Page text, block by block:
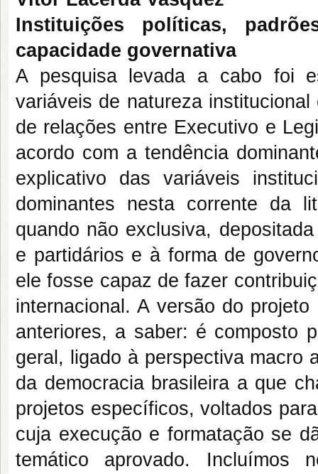
Instituições políticas,
capacidade governativa
A pesquisa levada a cabo foi
variáveis de natureza
de relações entre Executivo e
acordo com a tendência
explicativo das variáveis
dominantes nesta corrente da
quando não exclusiva,
e partidários e à forma de
ele fosse capaz de fazer
internacional. A versão do
anteriores, a saber: é composto
geral, ligado à perspectiva macro
da democracia brasileira a que
projetos específicos, voltados
cuja execução e formatação se
temático aprovado. Incluímos